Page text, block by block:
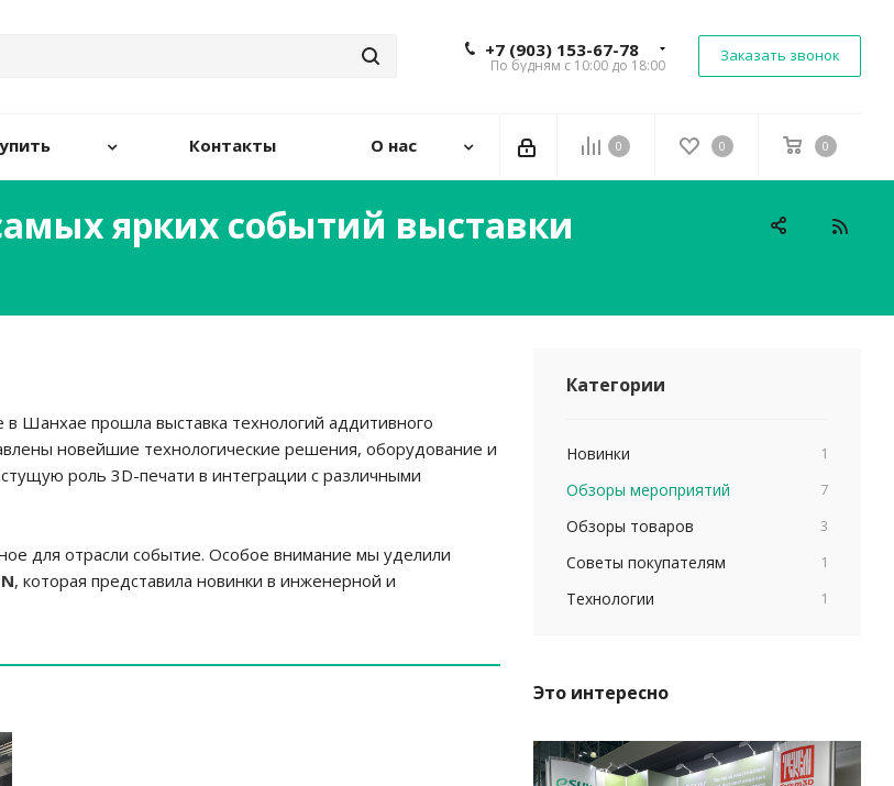
+7 (903) 153-67-78
По будням с 10:00 до 18:00
Заказать звонок
0 0 0
Контакты О нас
ярких событий выставки
Шанхае прошла выставка технологий аддитивного
новейшие технологические решения, оборудование и
роль 3D-печати в интеграции с различными
для отрасли событие. Особое внимание мы уделили
, которая представила новинки в инженерной и
Категории
Новинки 1
Обзоры мероприятий 7
Обзоры товаров 3
Советы покупателям 1
Технологии 1
Это интересно